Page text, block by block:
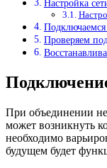
Настройка
Проверяем
При объединении
может возникнуть
необходимо
будущем будет